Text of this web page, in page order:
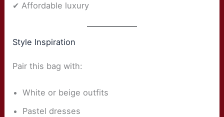
✔ Affordable luxury
Style Inspiration
Pair this bag with:
White or beige outfits
Pastel dresses